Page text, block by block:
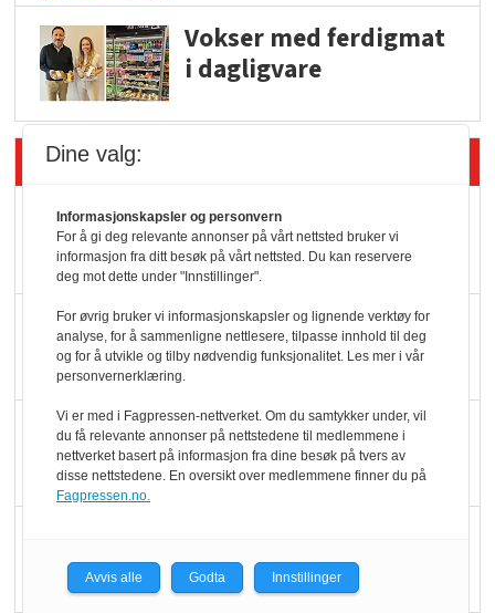
Vokser med ferdigmat
i dagligvare
Siste artikler - Butikk i praksis
Rema-flaggskip
dundrer videre
Slik opprettholdes
ølsalget
Færre varer, men fulle
hyller
Dine valg:
Informasjonskapsler og personvern
For å gi deg relevante annonser på vårt nettsted bruker vi
informasjon fra ditt besøk på vårt nettsted. Du kan reservere
deg mot dette under "Innstillinger".
For øvrig bruker vi informasjonskapsler og lignende verktøy for
analyse, for å sammenligne nettlesere, tilpasse innhold til deg
og for å utvikle og tilby nødvendig funksjonalitet. Les mer i vår
personvernerklæring.
Vi er med i Fagpressen-nettverket. Om du samtykker under, vil
du få relevante annonser på nettstedene til medlemmene i
nettverket basert på informasjon fra dine besøk på tvers av
disse nettstedene. En oversikt over medlemmene finner du på
Fagpressen.no.
Avvis alle Godta Innstillinger